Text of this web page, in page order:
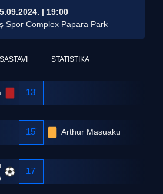
| 19:00
Spor Complex Papara Park
SASTAVI STATISTIKA
13'
Arthur Masuaku
15'
17'